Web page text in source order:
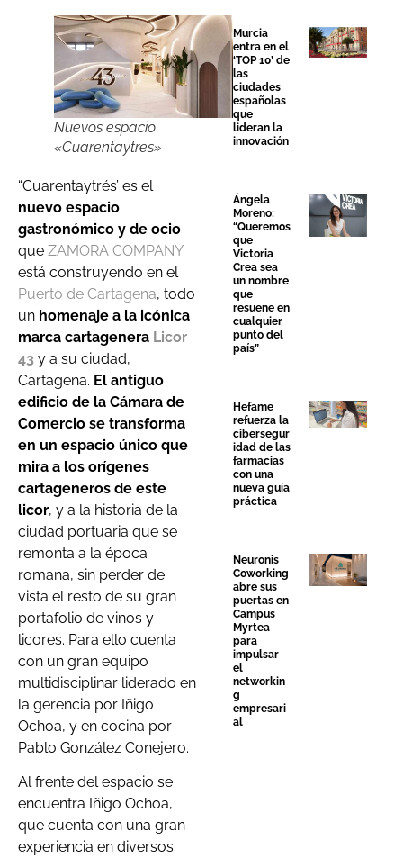
Nuevos espacio
«Cuarentaytres»
“Cuarentaytrés’ es el
nuevo espacio
gastronómico y de ocio
que ZAMORA COMPANY
está construyendo en el
Puerto de Cartagena, todo
un homenaje a la icónica
marca cartagenera Licor
43 y a su ciudad,
Cartagena. El antiguo
edificio de la Cámara de
Comercio se transforma
en un espacio único que
mira a los orígenes
cartageneros de este
licor, y a la historia de la
ciudad portuaria que se
remonta a la época
romana, sin perder de
vista el resto de su gran
portafolio de vinos y
licores. Para ello cuenta
con un gran equipo
multidisciplinar liderado en
la gerencia por Iñigo
Ochoa, y en cocina por
Pablo González Conejero.
Al frente del espacio se
encuentra Iñigo Ochoa,
que cuenta con una gran
experiencia en diversos
Murcia
entra en el
‘TOP 10’ de
las
ciudades
españolas
que
lideran la
innovación
Ángela
Moreno:
“Queremos
que
Victoria
Crea sea
un nombre
que
resuene en
cualquier
punto del
país”
Hefame
refuerza la
cibersegur
idad de las
farmacias
con una
nueva guía
práctica
Neuronis
Coworking
abre sus
puertas en
Campus
Myrtea
para
impulsar
el
networkin
g
empresari
al